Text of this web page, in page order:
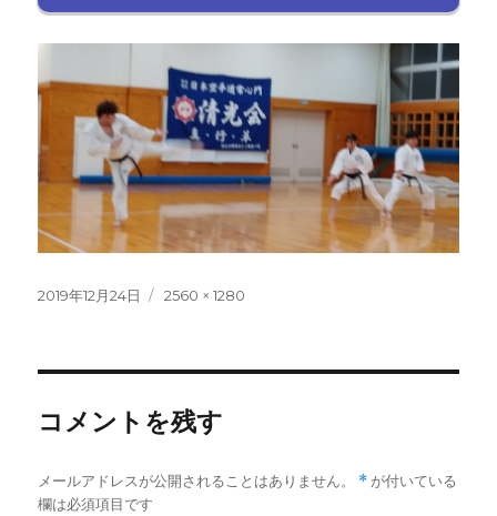
投
2019年12月24日
フ
2560 × 1280
コメントを残す
メールアドレスが公開されることはありません。 * が付いている
欄は必須項目です